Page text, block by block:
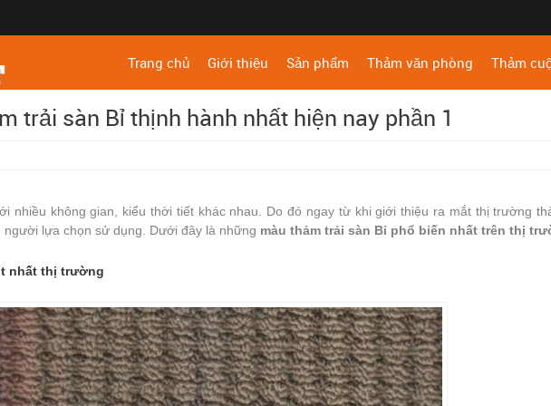
Trang chủ Giới thiệu Sản phẩm Thảm văn phòng Thảm
trải sàn Bỉ thịnh hành nhất hiện nay phần 1
nhiều không gian, kiểu thời tiết khác nhau. Do đó ngay từ khi giới thiệu ra mắt thị trường
người lựa chọn sử dụng. Dưới đây là những màu thảm trải sàn Bỉ phổ biến nhất trên thị
nhất thị trường